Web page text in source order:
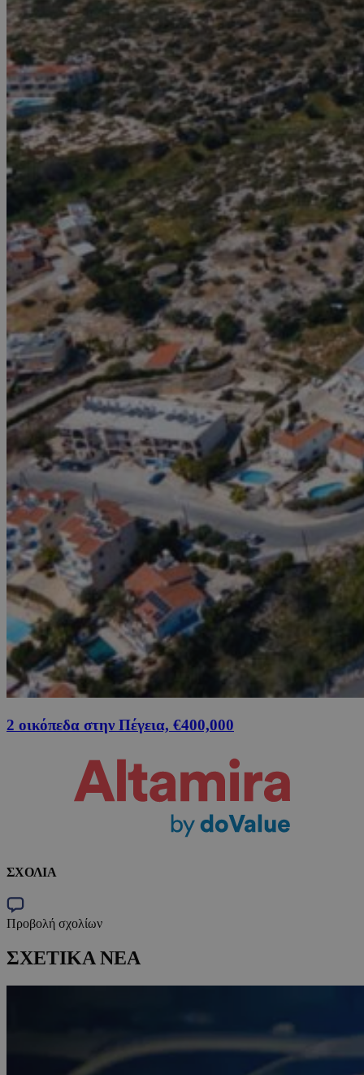
2 οικόπεδα στην Πέγεια, €400,000
ΣΧΟΛΙΑ
Προβολή σχολίων
ΣΧΕΤΙΚΑ ΝΕΑ